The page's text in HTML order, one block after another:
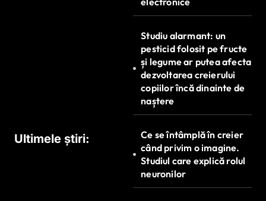
Ultimele știri:
Studiu alarmant: un
pesticid folosit pe fructe
și legume ar putea afecta
dezvoltarea creierului
copiilor încă dinainte de
naștere
Ce se întâmplă în creier
când privim o imagine.
Studiul care explică rolul
neuronilor